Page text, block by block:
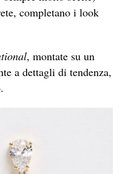
completano i look
, montate su un
a dettagli di tendenza,